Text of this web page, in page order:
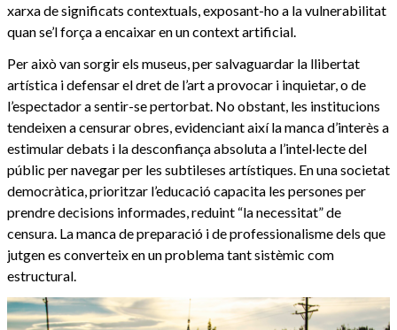
xarxa de significats contextuals, exposant-ho a la vulnerabilitat
quan se’l força a encaixar en un context artificial.
Per això van sorgir els museus, per salvaguardar la llibertat
artística i defensar el dret de l’art a provocar i inquietar, o de
l’espectador a sentir-se pertorbat. No obstant, les institucions
tendeixen a censurar obres, evidenciant així la manca d’interès a
estimular debats i la desconfiança absoluta a l’intel·lecte del
públic per navegar per les subtileses artístiques. En una societat
democràtica, prioritzar l’educació capacita les persones per
prendre decisions informades, reduint “la necessitat” de
censura. La manca de preparació i de professionalisme dels que
jutgen es converteix en un problema tant sistèmic com
estructural.